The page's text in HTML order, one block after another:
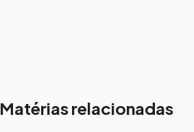
Matérias relacionadas